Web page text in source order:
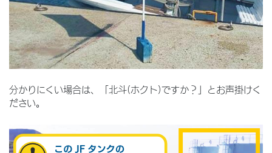
分かりにくい場合は、「北斗(ホクト)ですか？」とお声掛けく
ださい。